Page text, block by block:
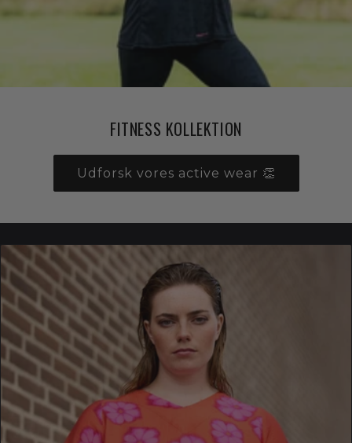
FITNESS KOLLEKTION
Udforsk vores active wear 👏